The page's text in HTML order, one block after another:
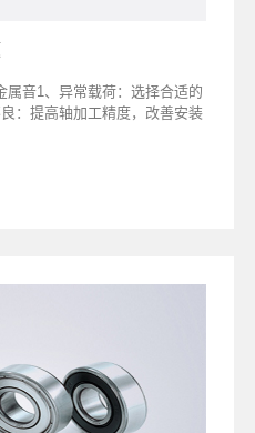
音1、异常载荷：选择合适的
：提高轴加工精度，改善安装